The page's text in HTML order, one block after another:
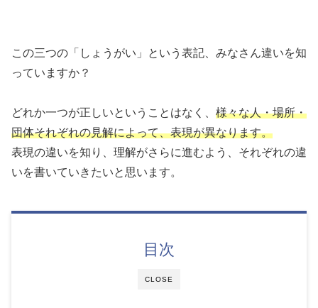
この三つの「しょうがい」という表記、みなさん違いを知
っていますか？
どれか一つが正しいということはなく、 様々な人・場所・
団体それぞれの見解によって、表現が異なります。
表現の違いを知り、理解がさらに進むよう、それぞれの違
いを書いていきたいと思います。
CLOSE
目次